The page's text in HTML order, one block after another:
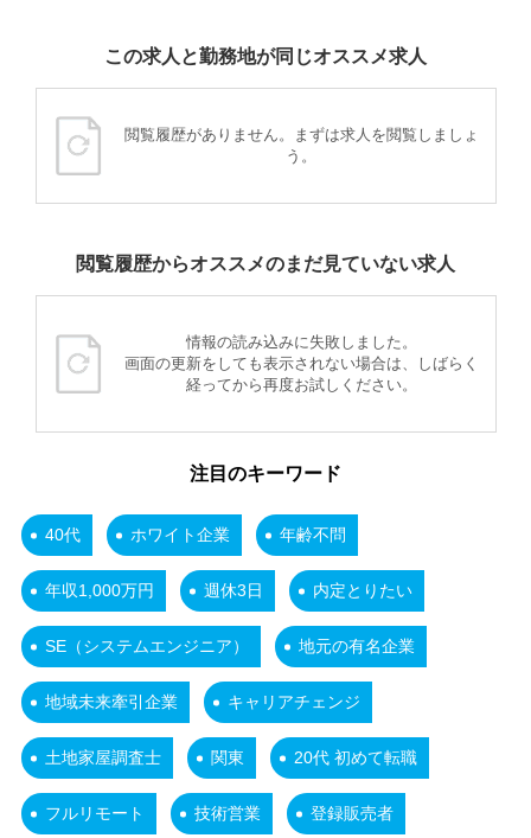
この求人と勤務地が同じオススメ求人
閲覧履歴がありません。まずは求人を閲覧しましょ
う。
閲覧履歴からオススメのまだ見ていない求人
情報の読み込みに失敗しました。
画面の更新をしても表示されない場合は、しばらく
経ってから再度お試しください。
注目のキーワード
40代 ホワイト企業 年齢不問
年収1,000万円 週休3日 内定とりたい
SE（システムエンジニア） 地元の有名企業
地域未来牽引企業 キャリアチェンジ
土地家屋調査士 関東 20代 初めて転職
フルリモート 技術営業 登録販売者